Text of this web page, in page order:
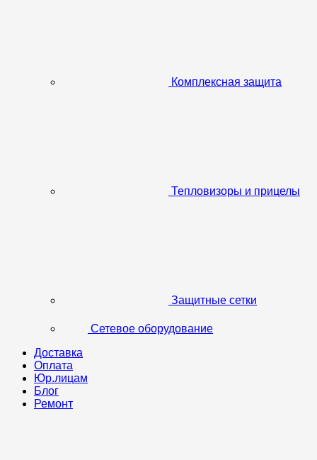
Комплексная защита
Тепловизоры и прицелы
Защитные сетки
Сетевое оборудование
Доставка
Оплата
Юр.лицам
Блог
Ремонт